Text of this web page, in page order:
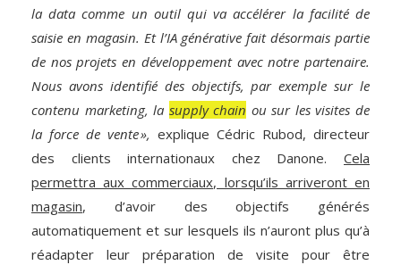
la data comme un outil qui va accélérer la facilité de
saisie en magasin. Et l’IA générative fait désormais partie
de nos projets en développement avec notre partenaire.
Nous avons identifié des objectifs, par exemple sur le
contenu marketing, la supply chain ou sur les visites de
la force de vente », explique Cédric Rubod, directeur
des clients internationaux chez Danone. Cela
permettra aux commerciaux, lorsqu’ils arriveront en
magasin, d’avoir des objectifs générés
automatiquement et sur lesquels ils n’auront plus qu’à
réadapter leur préparation de visite pour être